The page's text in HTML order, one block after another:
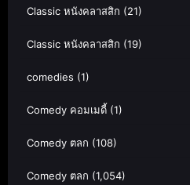
Classic หนังคลาสสิก (21)
Classic หนังคลาสสิก (19)
comedies (1)
Comedy คอมเมดี้ (1)
Comedy ตลก (108)
Comedy ตลก (1,054)